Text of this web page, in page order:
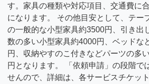
す。家具の種類や対応項目、交通費に
になります。 その他目安として、テー
の一般的な小型家具約3500円、引き出
数の多い小型家具約4000円、ベッドな
円、収納やすのこ付きなどパーツの多
円となります。 「依頼申請」の段階で
せんので、詳細は、各サービスチケッ